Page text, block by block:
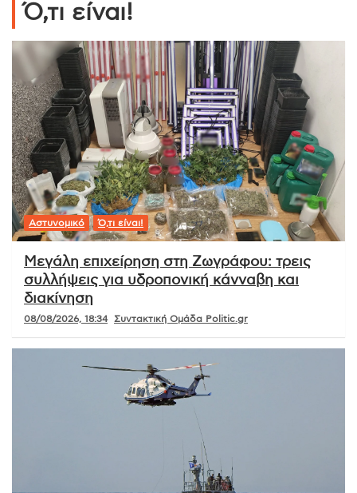
Ό,τι είναι!
Αστυνομικό Ό,τι είναι!
Μεγάλη επιχείρηση στη Ζωγράφου: τρεις
συλλήψεις για υδροπονική κάνναβη και
διακίνηση
08/08/2026, 18:34 Συντακτική Ομάδα Politic.gr